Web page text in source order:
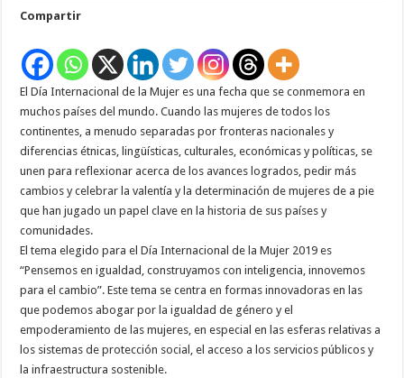
(8
de
marzo)
Compartir
El Día Internacional de la Mujer es una fecha que se conmemora en
muchos países del mundo. Cuando las mujeres de todos los
continentes, a menudo separadas por fronteras nacionales y
diferencias étnicas, lingüísticas, culturales, económicas y políticas, se
unen para reflexionar acerca de los avances logrados, pedir más
cambios y celebrar la valentía y la determinación de mujeres de a pie
que han jugado un papel clave en la historia de sus países y
comunidades.
El tema elegido para el Día Internacional de la Mujer 2019 es
“Pensemos en igualdad, construyamos con inteligencia, innovemos
para el cambio”. Este tema se centra en formas innovadoras en las
que podemos abogar por la igualdad de género y el
empoderamiento de las mujeres, en especial en las esferas relativas a
los sistemas de protección social, el acceso a los servicios públicos y
la infraestructura sostenible.